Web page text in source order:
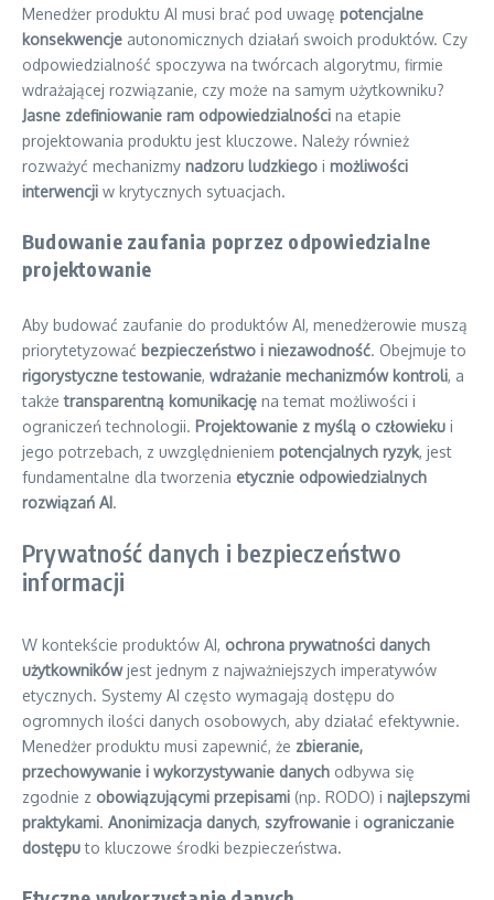
Menedżer produktu AI musi brać pod uwagę potencjalne
konsekwencje autonomicznych działań swoich produktów. Czy
odpowiedzialność spoczywa na twórcach algorytmu, firmie
wdrażającej rozwiązanie, czy może na samym użytkowniku?
Jasne zdefiniowanie ram odpowiedzialności na etapie
projektowania produktu jest kluczowe. Należy również
rozważyć mechanizmy nadzoru ludzkiego i możliwości
interwencji w krytycznych sytuacjach.
Budowanie zaufania poprzez odpowiedzialne
projektowanie
Aby budować zaufanie do produktów AI, menedżerowie muszą
priorytetyzować bezpieczeństwo i niezawodność. Obejmuje to
rigorystyczne testowanie, wdrażanie mechanizmów kontroli, a
takżetransparentną komunikację na temat możliwości i
ograniczeń technologii. Projektowanie z myślą o człowieku i
jego potrzebach, z uwzględnieniem potencjalnych ryzyk, jest
fundamentalne dla tworzenia etycznie odpowiedzialnych
rozwiązań AI.
Prywatność danych i bezpieczeństwo
informacji
W kontekście produktów AI, ochrona prywatności danych
użytkownikówjest jednym z najważniejszych imperatywów
etycznych. Systemy AI często wymagają dostępu do
ogromnych ilości danych osobowych, aby działać efektywnie.
Menedżer produktu musi zapewnić, że zbieranie,
przechowywanie i wykorzystywanie danych odbywa się
zgodnie z obowiązującymi przepisami (np. RODO) i najlepszymi
praktykami. Anonimizacja danych, szyfrowanie i ograniczanie
dostęputo kluczowe środki bezpieczeństwa.